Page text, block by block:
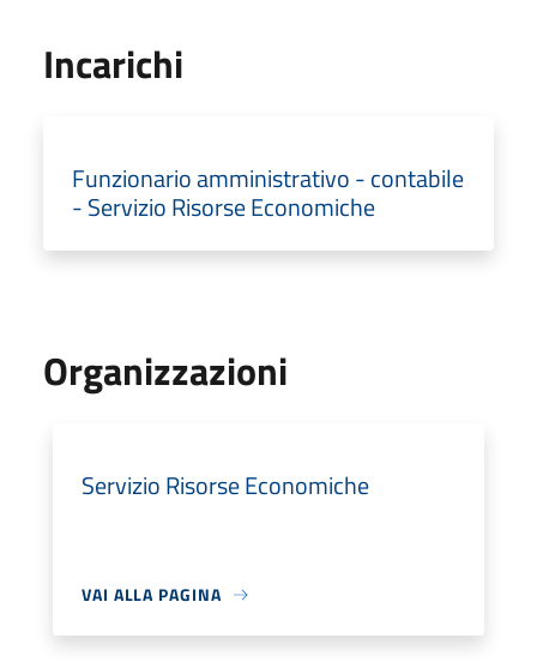
Incarichi
Funzionario amministrativo - contabile
- Servizio Risorse Economiche
Organizzazioni
Servizio Risorse Economiche
VAI ALLA PAGINA